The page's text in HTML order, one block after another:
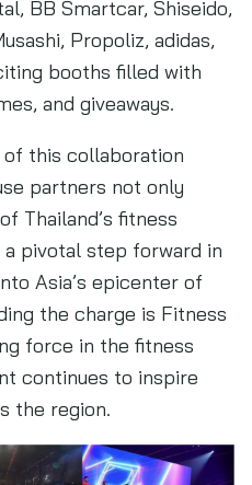
BB Smartcar, Shiseido,
Propoliz, adidas,
booths filled with
and giveaways.
this collaboration
partners not only
Thailand’s fitness
pivotal step forward in
Asia’s epicenter of
the charge is Fitness
force in the fitness
continues to inspire
the region.